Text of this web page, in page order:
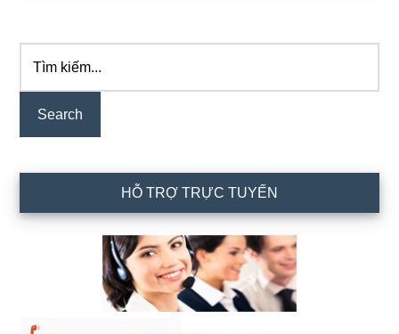
Primary
Sidebar
kiếm...
HỖ TRỢ TRỰC TUYẾN